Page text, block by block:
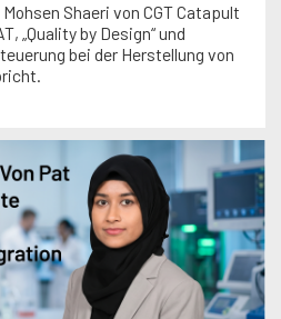
Shaeri von CGT Catapult
„Quality by Design“ und
bei der Herstellung von